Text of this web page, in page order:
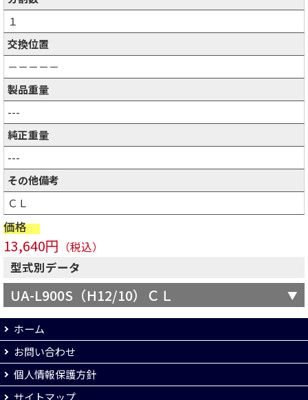
１
交換位置
－－－－－
製品重量
---
純正重量
---
その他備考
ＣＬ
価格
13,640円 （税込）
型式別データ
UA-L900S（H12/10）ＣＬ
ホーム
お問い合わせ
個人情報保護方針
サイトマップ